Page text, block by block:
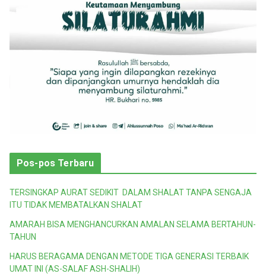
Pos-pos Terbaru
TERSINGKAP AURAT SEDIKIT DALAM SHALAT TANPA SENGAJA
ITU TIDAK MEMBATALKAN SHALAT
AMARAH BISA MENGHANCURKAN AMALAN SELAMA BERTAHUN-
TAHUN
HARUS BERAGAMA DENGAN METODE TIGA GENERASI TERBAIK
UMAT INI (AS-SALAF ASH-SHALIH)